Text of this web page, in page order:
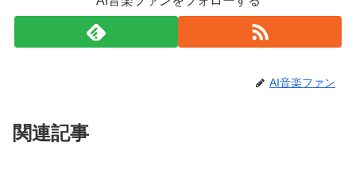
AI音楽ファン
関連記事